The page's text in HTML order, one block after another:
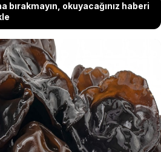
bırakmayın, okuyacağınız haberi
bulunan bu mantar yetişme
ve faydalarıyla oldukça dikkat
kendiliğinden yetişiyor,
zor. Bulanlar çok şanlı çünkü
değerinde...